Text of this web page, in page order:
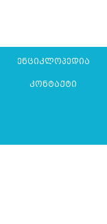
ენციკლოპედია
კონტაქტი